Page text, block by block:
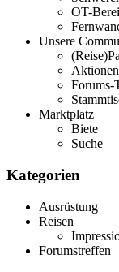
OT-
Unsere
Aktionen
Forums-
Marktplatz
Biete
Suche
Kategorien
Ausrüstung
Reisen
Forumstreffen